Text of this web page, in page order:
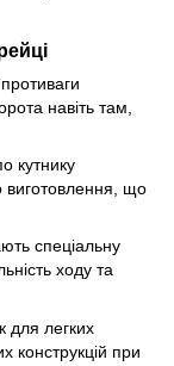
противаги
навіть там,
кутнику
виготовлення, що
спеціальну
ходу та
для легких
конструкцій при